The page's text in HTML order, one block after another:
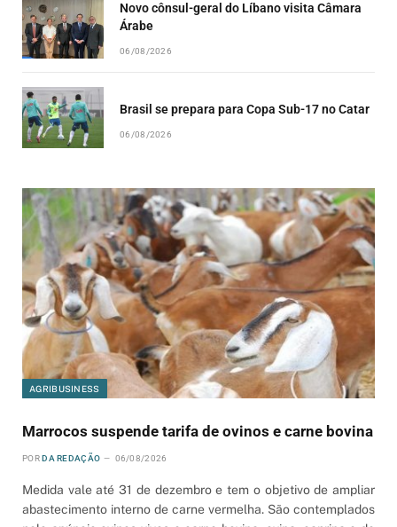
Novo cônsul-geral do Líbano visita Câmara
Árabe
06/08/2026
Brasil se prepara para Copa Sub-17 no Catar
06/08/2026
AGRIBUSINESS
Marrocos suspende tarifa de ovinos e carne bovina
POR DA REDAÇÃO 06/08/2026
Medida vale até 31 de dezembro e tem o objetivo de ampliar
abastecimento interno de carne vermelha. São contemplados